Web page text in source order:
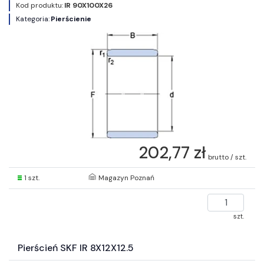
Kod produktu:IR 90X100X26
Kategoria:Pierścienie
202,77 zł brutto / szt.
1 szt. Magazyn Poznań
szt.
Pierścień SKF IR 8X12X12.5